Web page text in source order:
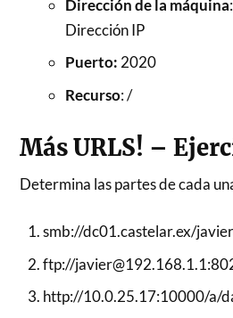
Dirección de la máquina
Dirección IP
Puerto: 2020
Recurso: /
Más URLS! –
Determina las partes de cada
smb://dc01.castelar.ex/
ftp://
http://10.0.25.17:10000/a/